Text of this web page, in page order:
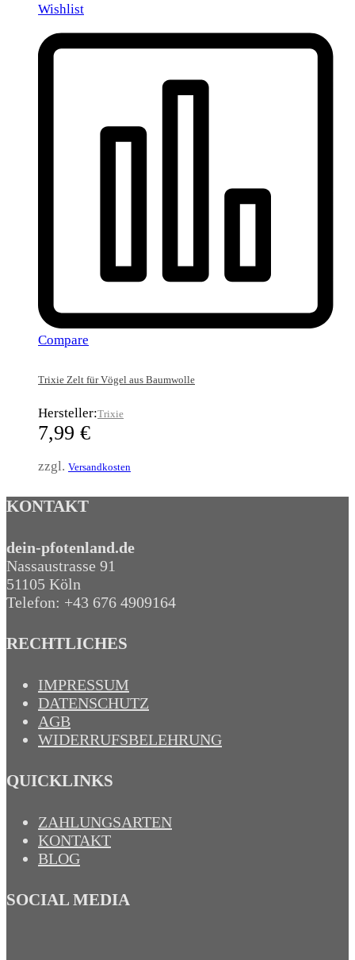
Wishlist
Compare
Trixie Zelt für Vögel aus Baumwolle
Hersteller:Trixie
7,99 €
zzgl. Versandkosten
KONTAKT
dein-pfotenland.de
Nassaustrasse 91
51105 Köln
Telefon: +43 676 4909164‬
RECHTLICHES
IMPRESSUM
DATENSCHUTZ
AGB
WIDERRUFSBELEHRUNG
QUICKLINKS
ZAHLUNGSARTEN
KONTAKT
BLOG
SOCIAL MEDIA